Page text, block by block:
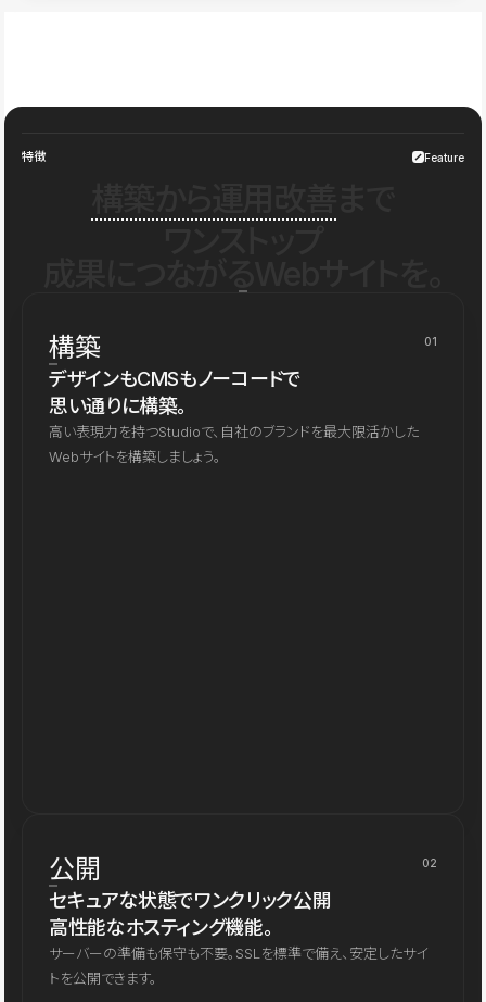
特徴 Feature
構築 01
デザインもCMSもノーコードで
思い通りに構築。
高い表現力を持つStudioで、自社のブランドを最大限活かした
Webサイトを構築しましょう。
公開 02
セキュアな状態でワンクリック公開
高性能なホスティング機能。
サーバーの準備も保守も不要。SSLを標準で備え、安定したサイ
トを公開できます。